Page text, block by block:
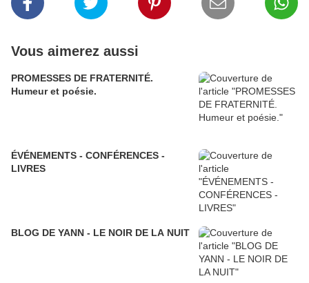
Vous aimerez aussi
PROMESSES DE FRATERNITÉ.
Humeur et poésie.
ÉVÉNEMENTS - CONFÉRENCES -
LIVRES
BLOG DE YANN - LE NOIR DE LA NUIT